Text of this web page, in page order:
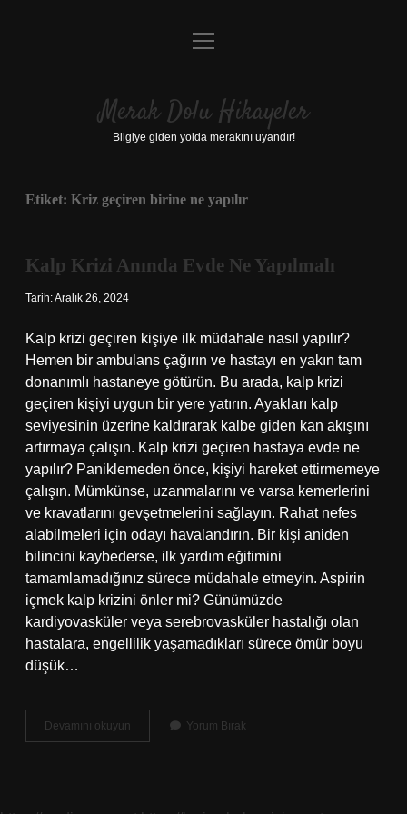
Anasayfa
Yasal Uyarı
menüyü
Merak Dolu Hikayeler
Bilgiye giden yolda merakını uyandır!
Etiket: Kriz geçiren birine ne yapılır
Kalp Krizi Anında Evde Ne Yapılmalı
Tarih: Aralık 26, 2024
Kalp krizi geçiren kişiye ilk müdahale nasıl yapılır?
Hemen bir ambulans çağırın ve hastayı en yakın tam
donanımlı hastaneye götürün. Bu arada, kalp krizi
geçiren kişiyi uygun bir yere yatırın. Ayakları kalp
seviyesinin üzerine kaldırarak kalbe giden kan akışını
artırmaya çalışın. Kalp krizi geçiren hastaya evde ne
yapılır? Paniklemeden önce, kişiyi hareket ettirmemeye
çalışın. Mümkünse, uzanmalarını ve varsa kemerlerini
ve kravatlarını gevşetmelerini sağlayın. Rahat nefes
alabilmeleri için odayı havalandırın. Bir kişi aniden
bilincini kaybederse, ilk yardım eğitimini
tamamlamadığınız sürece müdahale etmeyin. Aspirin
içmek kalp krizini önler mi? Günümüzde
kardiyovasküler veya serebrovasküler hastalığı olan
hastalara, engellilik yaşamadıkları sürece ömür boyu
düşük…
Devamını okuyun
Krizi
Yorum Bırak